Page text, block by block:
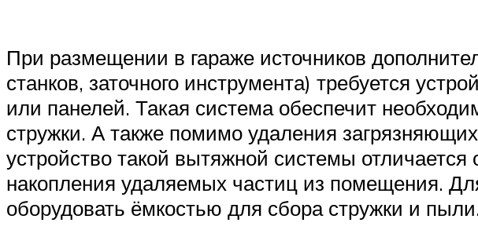
При размещении в гараже источников
станков, заточного инструмента) требуется
или панелей. Такая система обеспечит
стружки. А также помимо удаления
устройство такой вытяжной системы
накопления удаляемых частиц из помещения.
оборудовать ёмкостью для сбора стружки и